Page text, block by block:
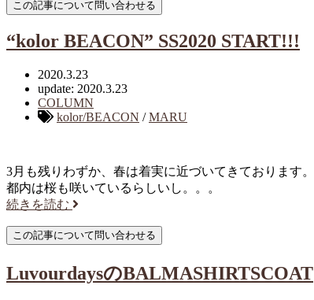
“kolor BEACON” SS2020 START!!!
2020.3.23
update: 2020.3.23
COLUMN
kolor/BEACON /MARU
3月も残りわずか、春は着実に近づいてきております。
都内は桜も咲いているらしいし。。。
続きを読む
LuvourdaysのBALMASHIRTSCOAT